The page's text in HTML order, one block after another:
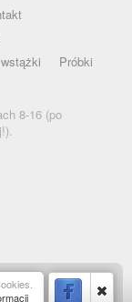
Próbki
8-16 (po